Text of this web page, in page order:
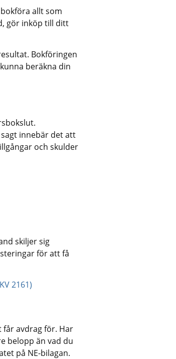
allt som
gör inköp till ditt
Bokföringen
beräkna din
innebär det att
och skulder
skiljer sig
för att få
2161)
får avdrag för. Har
belopp än vad du
på NE-bilagan.